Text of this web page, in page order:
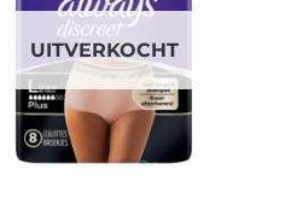
UITVERKOCHT